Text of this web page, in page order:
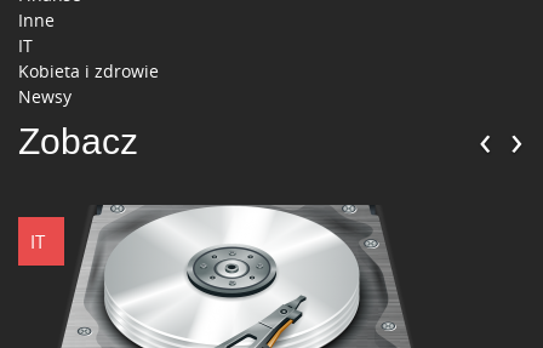
Inne
IT
Kobieta i zdrowie
Newsy
Zobacz
IT
‹ ›